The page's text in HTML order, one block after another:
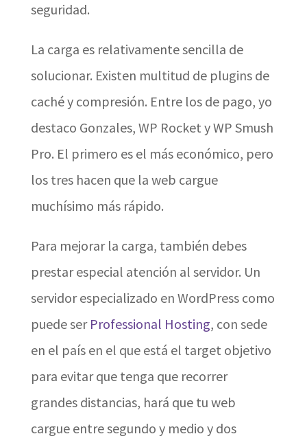
seguridad.
La carga es relativamente sencilla de
solucionar. Existen multitud de plugins de
caché y compresión. Entre los de pago, yo
destaco Gonzales, WP Rocket y WP Smush
Pro. El primero es el más económico, pero
los tres hacen que la web cargue
muchísimo más rápido.
Para mejorar la carga, también debes
prestar especial atención al servidor. Un
servidor especializado en WordPress como
puede ser Professional Hosting, con sede
en el país en el que está el target objetivo
para evitar que tenga que recorrer
grandes distancias, hará que tu web
cargue entre segundo y medio y dos